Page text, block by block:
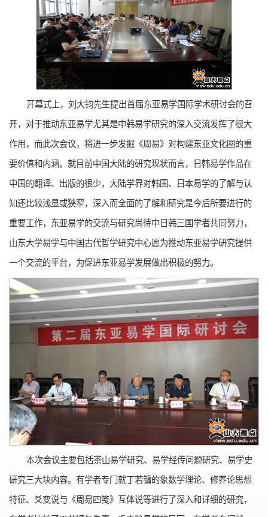
开幕式上，刘大钧先生提出首届东亚易学国际学术研讨会的召
开，对于推动东亚易学尤其是中韩易学研究的深入交流发挥了很大
作用，而此次会议，将进一步发掘《周易》对构建东亚文化圈的重
要价值和内涵。就目前中国大陆的研究现状而言，日韩易学作品在
中国的翻译、出版的很少，大陆学界对韩国、日本易学的了解与认
知还比较浅显或狭窄，深入而全面的了解和研究是今后所要进行的
重要工作，东亚易学的交流与研究尚待中日韩三国学者共同努力，
山东大学易学与中国古代哲学研究中心愿为推动东亚易学研究提供
一个交流的平台，为促进东亚易学发展做出积极的努力。
本次会议主要包括茶山易学研究、易学经传问题研究、易学史
研究三大块内容。有学者专门就丁若镛的象数学理论、修养论思想
特征、爻变说与《周易四笺》互体说等进行了深入和详细的研究，